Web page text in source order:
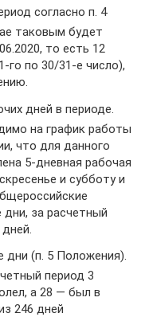
согласно п. 4
таковым будет
то есть 12
го по 30/31-е число),
дней в периоде.
на график работы
что для данного
5-дневная рабочая
и субботу и
за расчетный
дни (п. 5 Положения).
период 3
а 28 — был в
246 дней